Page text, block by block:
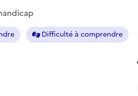
Difficulté à comprendre